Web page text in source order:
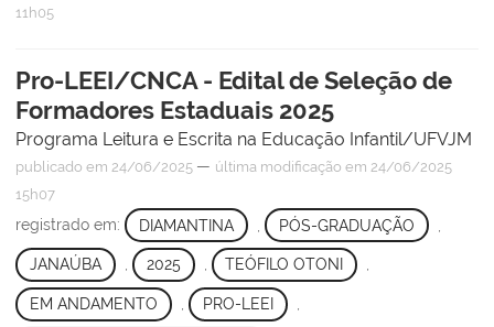
11h05
Pro-LEEI/CNCA - Edital de Seleção de
Formadores Estaduais 2025
Programa Leitura e Escrita na Educação Infantil/UFVJM
publicado em 24/06/2025 — última modificação em 24/06/2025
15h07
registrado em: DIAMANTINA PÓS-GRADUAÇÃO
JANAÚBA , 2025 , TEÓFILO OTONI ,
EM ANDAMENTO PRO-LEEI